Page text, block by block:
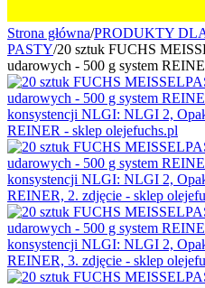
Strona główna/PRODUKTY
PASTY/20 sztuk FUCHS
udarowych - 500 g system